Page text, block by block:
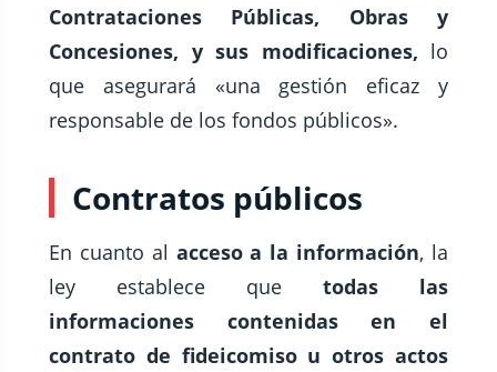
Contrataciones Públicas, Obras y
Concesiones, y sus modificaciones, lo
que asegurará «una gestión eficaz y
responsable de los fondos públicos».
Contratos públicos
En cuanto al acceso a la información, la
ley establece que todas las
informaciones contenidas en el
contrato de fideicomiso u otros actos